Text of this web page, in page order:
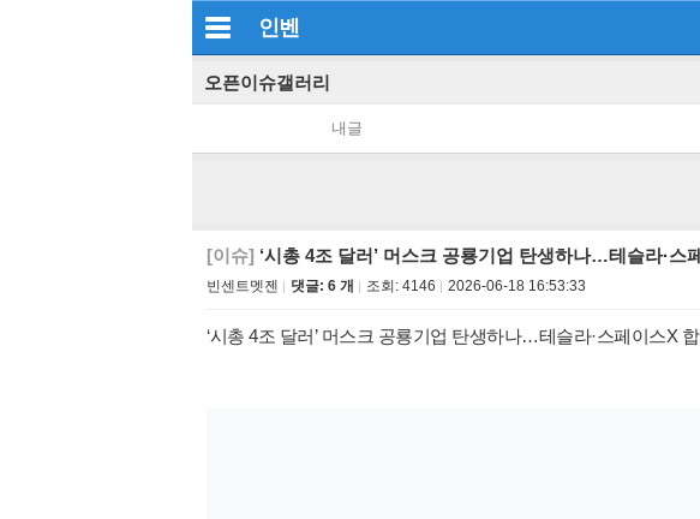
인벤
오픈이슈갤러리
내글
[이슈] ‘시총 4조 달러’ 머스크 공룡기업 탄생하나…테슬라·스
빈센트멧젠 댓글: 6 개 조회: 4146 2026-06-18 16:53:33
‘시총 4조 달러’ 머스크 공룡기업 탄생하나…테슬라·스페이스X